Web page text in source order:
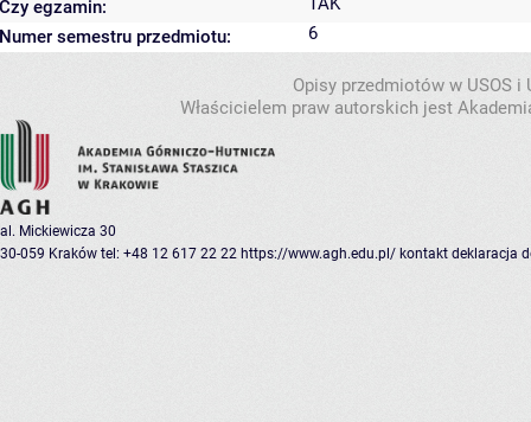
Czy egzamin:
Numer semestru przedmiotu:
6
Opisy przedmiotów w USOS
Właścicielem praw autorskich jest
al. Mickiewicza 30
30-059 Kraków tel: +48 12 617 22 22 https://www.agh.edu.pl/ kontakt deklaracja